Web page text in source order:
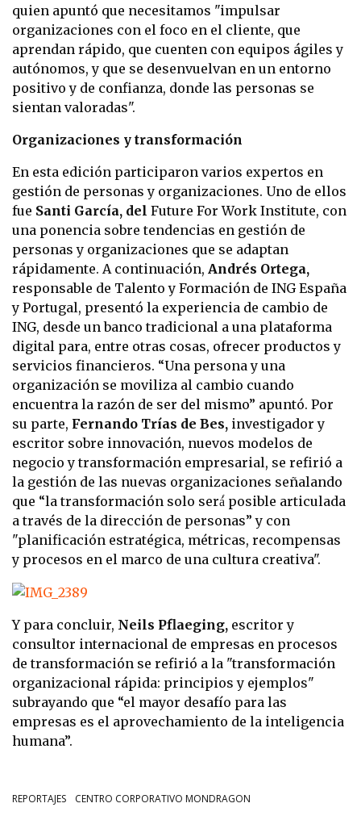
quien apuntó que necesitamos "impulsar
organizaciones con el foco en el cliente, que
aprendan rápido, que cuenten con equipos ágiles y
autónomos, y que se desenvuelvan en un entorno
positivo y de confianza, donde las personas se
sientan valoradas".
Organizaciones y transformación
En esta edición participaron varios expertos en
gestión de personas y organizaciones. Uno de ellos
fue Santi García, del Future For Work Institute, con
una ponencia sobre tendencias en gestión de
personas y organizaciones que se adaptan
rápidamente. A continuación, Andrés Ortega,
responsable de Talento y Formación de ING España
y Portugal, presentó la experiencia de cambio de
ING, desde un banco tradicional a una plataforma
digital para, entre otras cosas, ofrecer productos y
servicios financieros. “Una persona y una
organización se moviliza al cambio cuando
encuentra la razón de ser del mismo” apuntó. Por
su parte, Fernando Trías de Bes, investigador y
escritor sobre innovación, nuevos modelos de
negocio y transformación empresarial, se refirió a
la gestión de las nuevas organizaciones señalando
que “la transformación solo será́ posible articulada
a través de la dirección de personas” y con
"planificación estratégica, métricas, recompensas
y procesos en el marco de una cultura creativa".
Y para concluir, Neils Pflaeging, escritor y
consultor internacional de empresas en procesos
de transformación se refirió a la "transformación
organizacional rápida: principios y ejemplos"
subrayando que “el mayor desafío para las
empresas es el aprovechamiento de la inteligencia
humana”.
REPORTAJES CENTRO CORPORATIVO MONDRAGON